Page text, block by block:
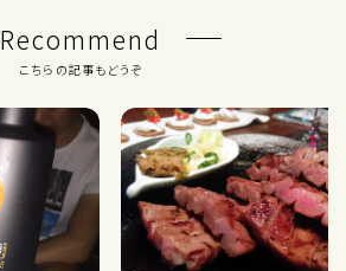
Recommend
こちらの記事もどうぞ